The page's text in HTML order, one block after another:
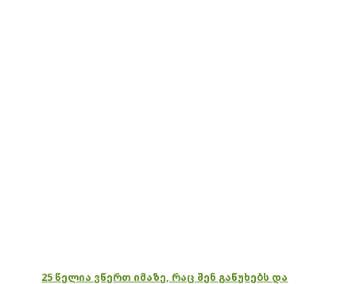
25 წელია ვწერთ იმაზე, რაც შენ გაწუხებს და